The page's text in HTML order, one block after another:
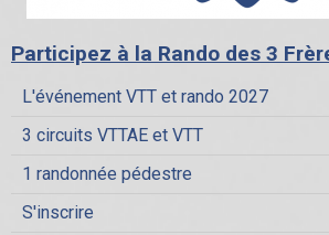
Participez à la Rando des 3
L'événement VTT et rando 2027
3 circuits VTTAE et VTT
1 randonnée pédestre
S'inscrire